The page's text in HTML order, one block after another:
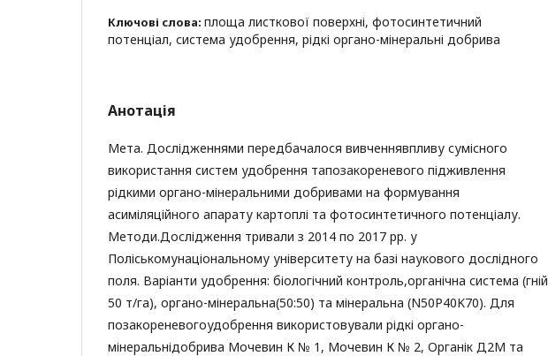
Ключові слова: площа листкової поверхні, фотосинтетичний
потенціал, система удобрення, рідкі органо-мінеральні добрива
Анотація
Мета. Дослідженнями передбачалося вивченнявпливу сумісного
використання систем удобрення тапозакореневого підживлення
рідкими органо-мінеральними добривами на формування
асиміляційного апарату картоплі та фотосинтетичного потенціалу.
Методи.Дослідження тривали з 2014 по 2017 рр. у
Поліськомунаціональному університету на базі наукового дослідного
поля. Варіанти удобрення: біологічний контроль,органічна система (гній
50 т/га), органо-мінеральна(50:50) та мінеральна (N50P40K70). Для
позакореневогоудобрення використовували рідкі органо-
мінеральнідобрива Мочевин К № 1, Мочевин К № 2, Органік Д2М та